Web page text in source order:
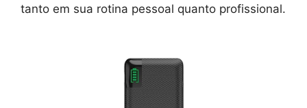
tanto em sua rotina pessoal quanto profissional.